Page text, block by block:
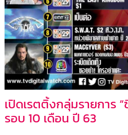
เปิดเรตติ้งกลุ่มรายการ
รอบ 10 เดือน ปี 63